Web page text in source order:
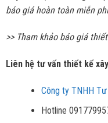
báo giá hoàn toàn miễn
>> Tham khảo báo giá
Liên hệ tư vấn thiết kế
Công ty TNHH
Hotline